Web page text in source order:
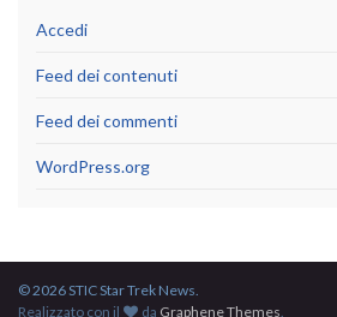
Accedi
Feed dei contenuti
Feed dei commenti
WordPress.org
© 2026 STIC Star Trek News.
Realizzato con il
da Graphene Themes.